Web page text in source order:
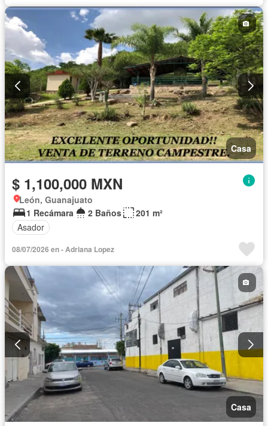
Casa
$ 1,100,000 MXN
León, Guanajuato
1 Recámara
2 Baños
201 m²
Asador
08/07/2026 en - Adriana Lopez
Casa